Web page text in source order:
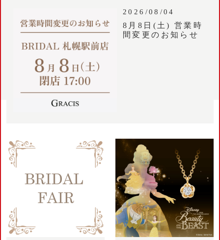
2026/08/04
8月8日(土) 営業時
間変更のお知らせ